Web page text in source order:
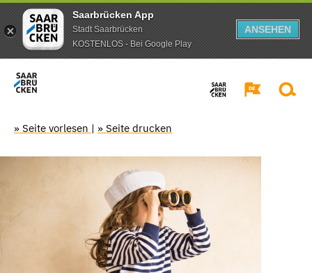
Saarbrücken App
Stadt Saarbrücken
KOSTENLOS - Bei Google Play
ANSEHEN
» Seite vorlesen | » Seite drucken